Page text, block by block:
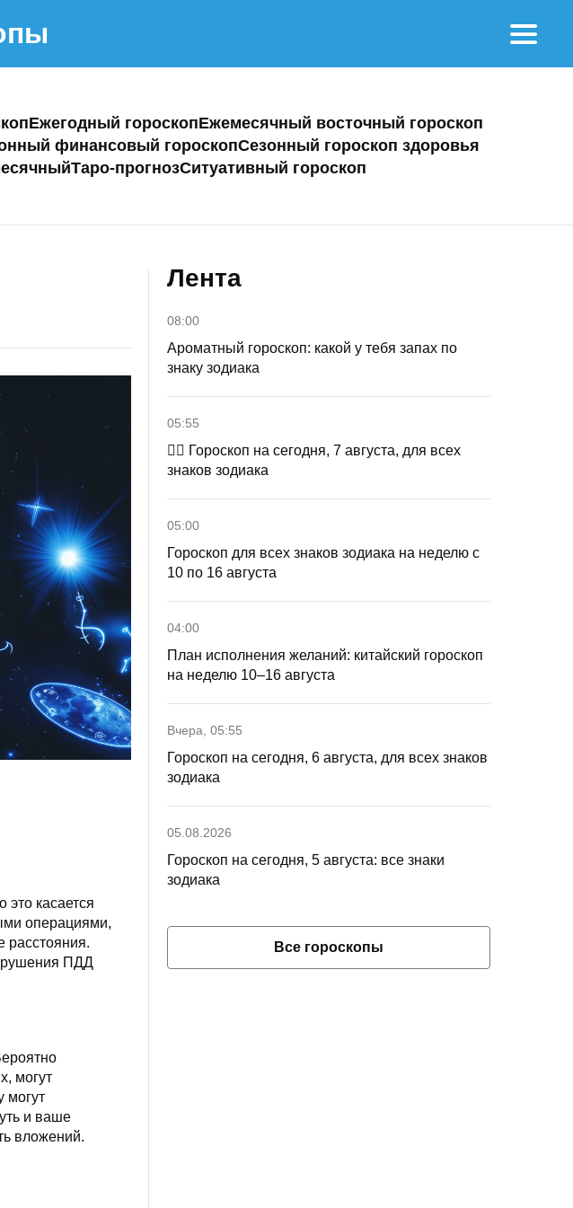
Ежегодный гороскопЕжемесячный восточный гороскоп
финансовый гороскопСезонный гороскоп здоровья
Таро-прогнозСитуативный гороскоп
касается
операциями,
расстояния.
ПДД
могут
могут
и ваше
вложений.
Лента
08:00
Ароматный гороскоп: какой у тебя запах по
знаку зодиака
05:55
🧙‍♀ Гороскоп на сегодня, 7 августа, для всех
знаков зодиака
05:00
Гороскоп для всех знаков зодиака на неделю с
10 по 16 августа
04:00
План исполнения желаний: китайский гороскоп
на неделю 10–16 августа
Вчера, 05:55
Гороскоп на сегодня, 6 августа, для всех знаков
зодиака
05.08.2026
Гороскоп на сегодня, 5 августа: все знаки
зодиака
Все гороскопы